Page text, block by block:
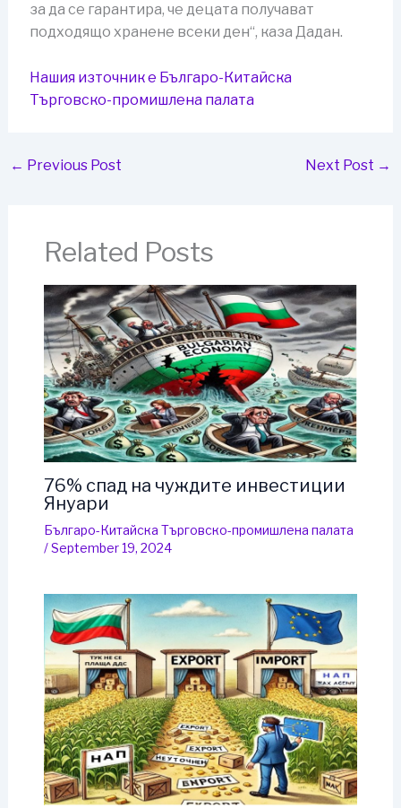
за да се гарантира, че децата получават
подходящо хранене всеки ден“, каза Дадан.
Нашия източник е Българо-Китайска
Търговско-промишлена палaта
← Previous Post Next Post →
Related Posts
76% спад на чуждите инвестиции
Януари
Българо-Китайска Търговско-промишлена палaта
/September 19, 2024